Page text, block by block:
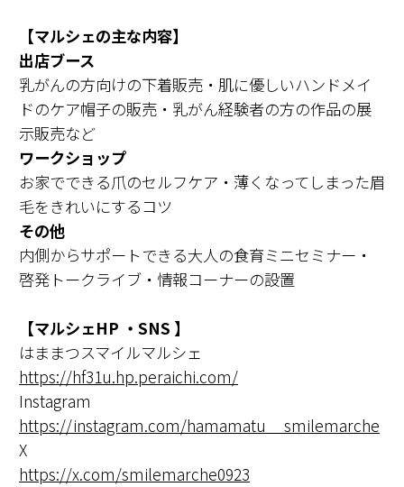
【マルシェの主な内容】
出店ブース
乳がんの方向けの下着販売・肌に優しいハンドメイ
ドのケア帽子の販売・乳がん経験者の方の作品の展
示販売など
ワークショップ
お家でできる爪のセルフケア・薄くなってしまった眉
毛をきれいにするコツ
その他
内側からサポートできる大人の食育ミニセミナー・
啓発トークライブ・情報コーナーの設置
【マルシェHP ・SNS 】
はままつスマイルマルシェ
https://hf31u.hp.peraichi.com/
Instagram
https://instagram.com/hamamatu__smilemarche
X
https://x.com/smilemarche0923